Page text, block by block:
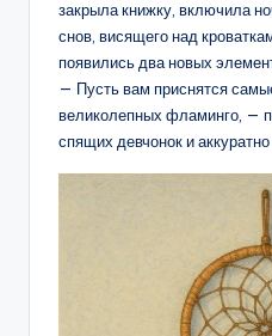
закрыла книжку, включила
снов, висящего над
появились два новых
— Пусть вам приснятся
великолепных фламинго, —
спящих девчонок и